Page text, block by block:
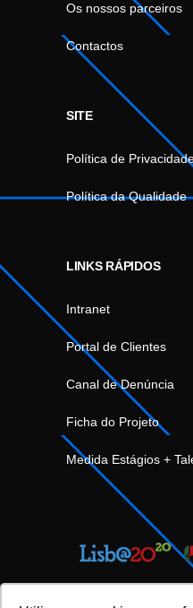
Os nossos parceiros
Contactos
SITE
Política de
Política da Qualidade
LINKS RÁPIDOS
Intranet
Portal de Clientes
Canal de Denúncia
Ficha do Projeto
Medida Estágios +